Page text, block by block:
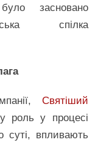
засновано
спілка
Святіший
роль у процесі
суті, впливають